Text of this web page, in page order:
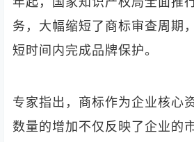
务，大幅缩短了商标审查周期
短时间内完成品牌保护。
专家指出，商标作为企业核心
数量的增加不仅反映了企业的